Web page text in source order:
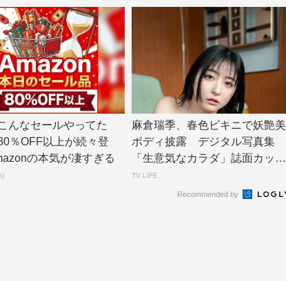
んなセールやってた
％OFF以上が続々登
の本気が凄すぎる
麻倉瑞季、春色ビキニで妖艶美
ボディ披露 デジタル写真集
「生意気なカラダ」誌面カット
公開 | TV L...
TV LIFE
Recommended by